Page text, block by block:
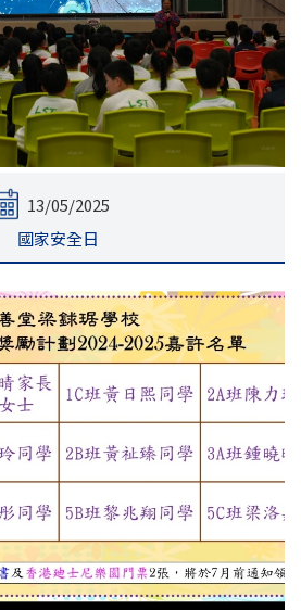
13/05/2025
國家安全日